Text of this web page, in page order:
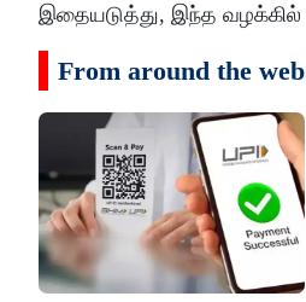
இதையடுத்து, இந்த வழக்கில்
From around the web